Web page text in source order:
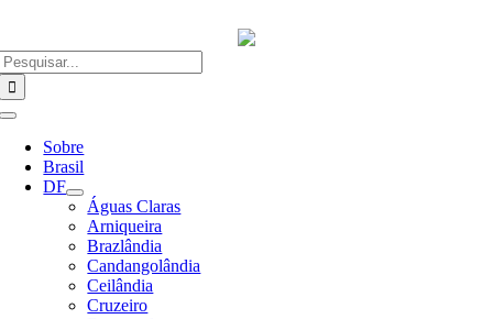
o
conteúdo
Alternar
Navegação
Sobre
Brasil
DF
Águas Claras
Arniqueira
Brazlândia
Candangolândia
Ceilândia
Cruzeiro